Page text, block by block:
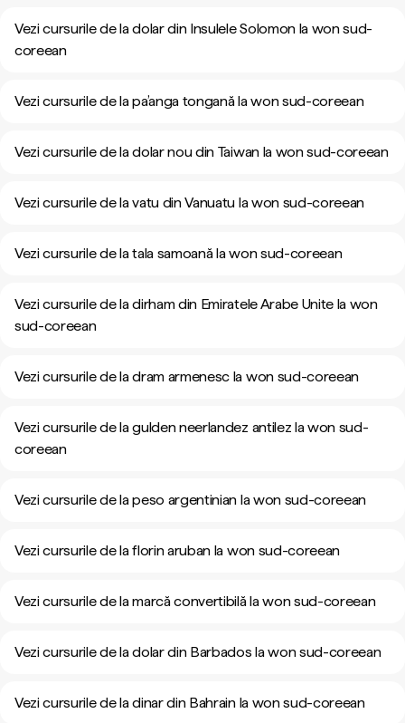
Vezi cursurile de la dolar din Insulele Solomon la won sud-
coreean
Vezi cursurile de la pa’anga tongană la won sud-coreean
Vezi cursurile de la dolar nou din Taiwan la won sud-coreean
Vezi cursurile de la vatu din Vanuatu la won sud-coreean
Vezi cursurile de la tala samoană la won sud-coreean
Vezi cursurile de la dirham din Emiratele Arabe Unite la won
sud-coreean
Vezi cursurile de la dram armenesc la won sud-coreean
Vezi cursurile de la gulden neerlandez antilez la won sud-
coreean
Vezi cursurile de la peso argentinian la won sud-coreean
Vezi cursurile de la florin aruban la won sud-coreean
Vezi cursurile de la marcă convertibilă la won sud-coreean
Vezi cursurile de la dolar din Barbados la won sud-coreean
Vezi cursurile de la dinar din Bahrain la won sud-coreean